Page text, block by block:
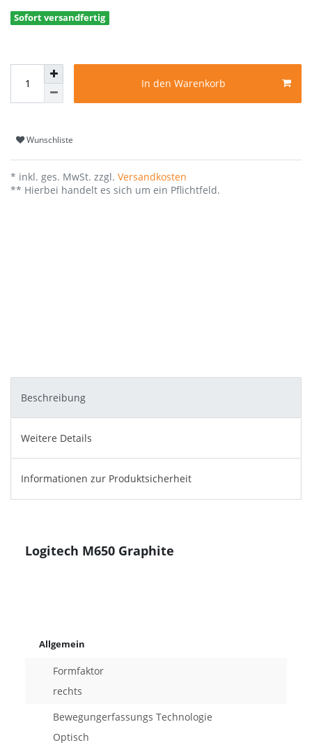
Sofort versandfertig
In den Warenkorb
Wunschliste
* inkl. ges. MwSt. zzgl. Versandkosten
** Hierbei handelt es sich um ein Pflichtfeld.
Beschreibung
Weitere Details
Informationen zur Produktsicherheit
Logitech M650 Graphite
Allgemein
Formfaktor
rechts
Bewegungerfassungs Technologie
Optisch